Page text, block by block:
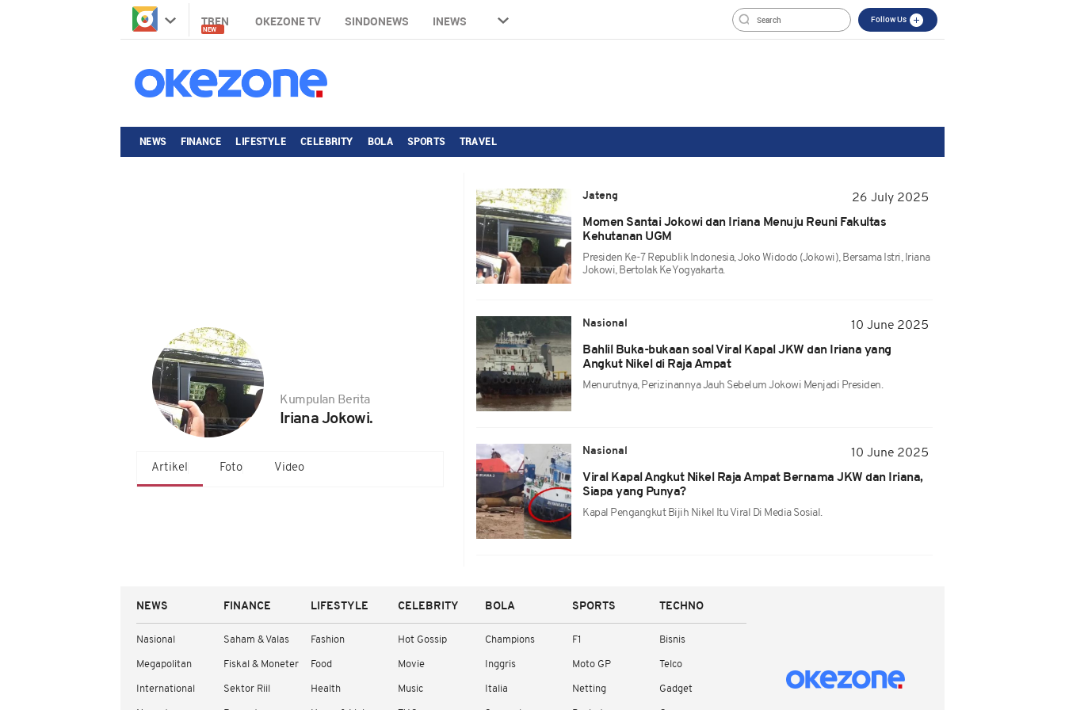
TREN
NEW
OKEZONE TV SINDONEWS INEWS Follow Us
NEWS FINANCE LIFESTYLE CELEBRITY BOLA SPORTS TRAVEL
Kumpulan Berita
Iriana Jokowi.
Artikel Foto Video
Jateng
26 July 2025
Momen Santai Jokowi dan Iriana Menuju Reuni Fakultas
Kehutanan UGM
Presiden Ke-7 Republik Indonesia, Joko Widodo (Jokowi), Bersama Istri, Iriana
Jokowi, Bertolak Ke Yogyakarta.
Nasional
10 June 2025
Bahlil Buka-bukaan soal Viral Kapal JKW dan Iriana yang
Angkut Nikel di Raja Ampat
Menurutnya, Perizinannya Jauh Sebelum Jokowi Menjadi Presiden.
Nasional
10 June 2025
Viral Kapal Angkut Nikel Raja Ampat Bernama JKW dan Iriana,
Siapa yang Punya?
Kapal Pengangkut Bijih Nikel Itu Viral Di Media Sosial.
NEWS
Nasional
Megapolitan
International
FINANCE
Saham & Valas
Fiskal & Moneter
Sektor Riil
LIFESTYLE
Fashion
Food
Health
CELEBRITY
Hot Gossip
Movie
Music
BOLA
Champions
Inggris
Italia
SPORTS
F1
Moto GP
Netting
TECHNO
Bisnis
Telco
Gadget